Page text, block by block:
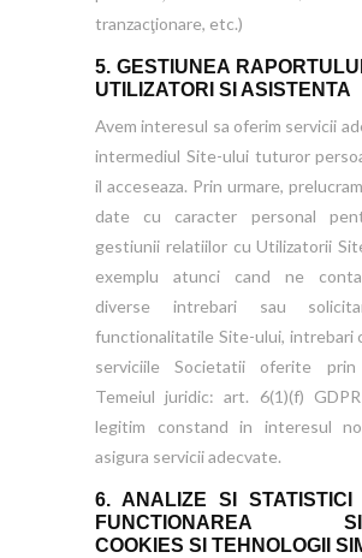
tranzacţionare, etc.)
5. GESTIUNEA
UTILIZATORI SI ASISTENTA
Avem interesul sa oferim servicii
intermediul Site-ului tuturor
il acceseaza. Prin urmare,
date cu caracter personal
gestiunii relatiilor cu Utilizatorii
exemplu atunci cand ne
diverse intrebari sau
functionalitatile Site-ului, intrebari
serviciile Societatii oferite
Temeiul juridic: art. 6(1)(f)
legitim constand in interesul
asigura servicii adecvate.
6. ANALIZE SI STATISTICI
FUNCTIONAREA
COOKIES SI TEHNOLOGII